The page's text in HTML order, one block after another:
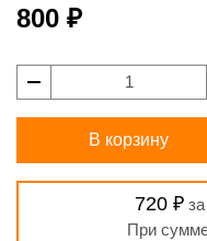
800 ₽
В корзину
720 ₽
При